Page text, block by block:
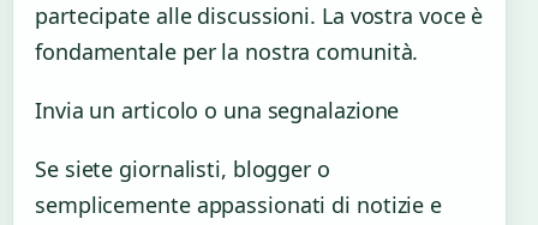
partecipate alle discussioni. La vostra voce è
fondamentale per la nostra comunità.
Invia un articolo o una segnalazione
Se siete giornalisti, blogger o
semplicemente appassionati di notizie e